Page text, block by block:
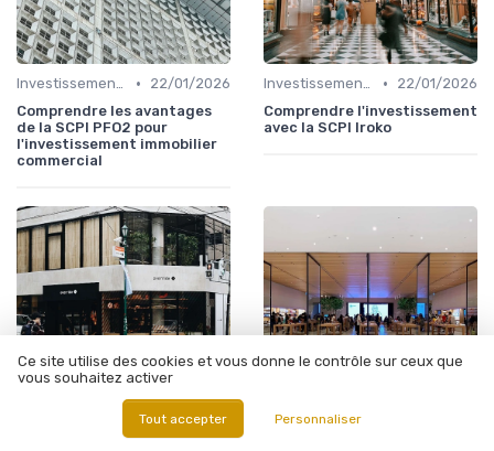
Investissements Immobiliers Stratégiques •
22/01/2026
Comprendre les avantages
de la SCPI PFO2 pour
l'investissement immobilier
commercial
Investissements Immobiliers Stratégiques •
22/01/2026
Comprendre l'investissement
avec la SCPI Iroko
Investissements Immobiliers Stratégiques • 21/01/2026
Ce site utilise des cookies et vous donne le contrôle sur ceux que
vous souhaitez activer
Tout accepter Personnaliser